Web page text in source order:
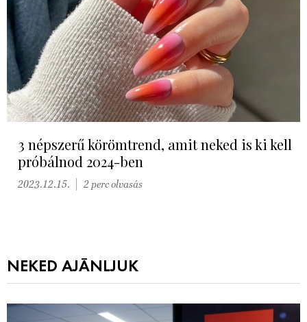
3 népszerű körömtrend, amit neked is ki kell
próbálnod 2024-ben
2023.12.15. 2 perc olvasás
NEKED AJÁNLJUK